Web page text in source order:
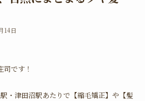
14日
です！
・津田沼駅あたりで【縮毛矯正】や【髪